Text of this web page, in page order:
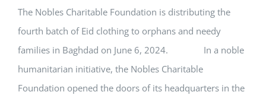
The Nobles Charitable Foundation is distributing the
fourth batch of Eid clothing to orphans and needy
families in Baghdad on June 6, 2024. In a noble
humanitarian initiative, the Nobles Charitable
Foundation opened the doors of its headquarters in the